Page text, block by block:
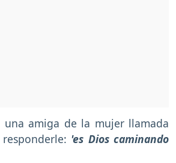
una amiga de la mujer llamada
'es Dios caminando